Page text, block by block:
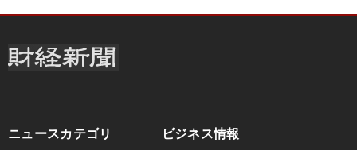
ニュースカテゴリ ビジネス情報